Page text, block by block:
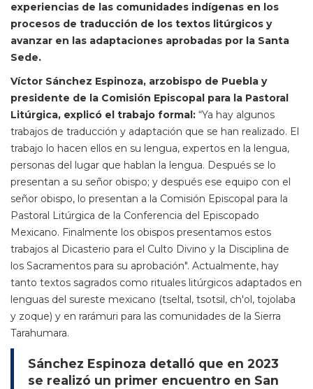
experiencias de las comunidades indígenas en los
procesos de traducción de los textos litúrgicos y
avanzar en las adaptaciones aprobadas por la Santa
Sede.
Víctor Sánchez Espinoza, arzobispo de Puebla y
presidente de la Comisión Episcopal para la Pastoral
Litúrgica, explicó el trabajo formal: “Ya hay algunos
trabajos de traducción y adaptación que se han realizado. El
trabajo lo hacen ellos en su lengua, expertos en la lengua,
personas del lugar que hablan la lengua. Después se lo
presentan a su señor obispo; y después ese equipo con el
señor obispo, lo presentan a la Comisión Episcopal para la
Pastoral Litúrgica de la Conferencia del Episcopado
Mexicano. Finalmente los obispos presentamos estos
trabajos al Dicasterio para el Culto Divino y la Disciplina de
los Sacramentos para su aprobación". Actualmente, hay
tanto textos sagrados como rituales litúrgicos adaptados en
lenguas del sureste mexicano (tseltal, tsotsil, ch'ol, tojolaba
y zoque) y en rarámuri para las comunidades de la Sierra
Tarahumara.
Sánchez Espinoza detalló que en 2023
se realizó un primer encuentro en San